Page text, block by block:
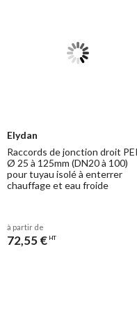
Elydan
Raccords de jonction droit
Ø 25 à 125mm (DN20 à 100)
pour tuyau isolé à enterrer
chauffage et eau froide
à partir de
72,55 € HT